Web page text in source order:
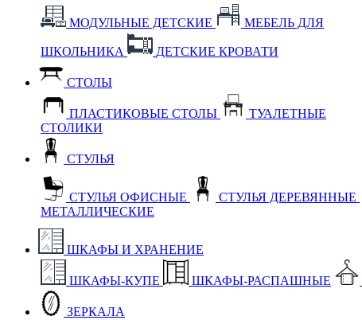
МОДУЛЬНЫЕ ДЕТСКИЕ МЕБЕЛЬ ДЛЯ
ШКОЛЬНИКА ДЕТСКИЕ КРОВАТИ
СТОЛЫ
ПЛАСТИКОВЫЕ СТОЛЫ
ТУАЛЕТНЫЕ
СТОЛИКИ
СТУЛЬЯ
СТУЛЬЯ ОФИСНЫЕ СТУЛЬЯ ДЕРЕВЯННЫЕ
МЕТАЛЛИЧЕСКИЕ
ШКАФЫ И ХРАНЕНИЕ
ШКАФЫ-КУПЕ ШКАФЫ-РАСПАШНЫЕ
ЗЕРКАЛА